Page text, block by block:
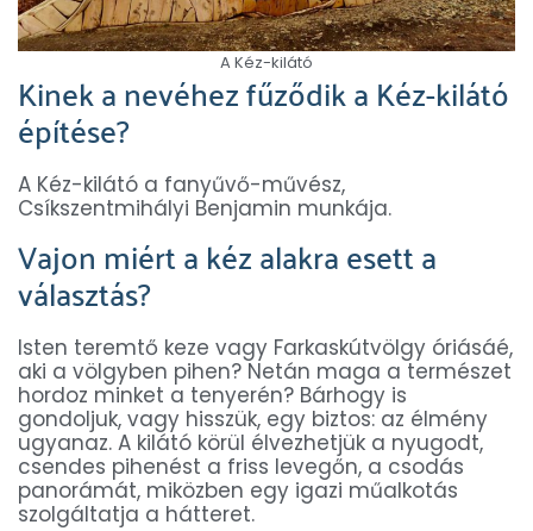
A Kéz-kilátó
Kinek a nevéhez fűződik a Kéz-kilátó
építése?
A Kéz-kilátó a fanyűvő-művész,
Csíkszentmihályi Benjamin munkája.
Vajon miért a kéz alakra esett a
választás?
Isten teremtő keze vagy Farkaskútvölgy óriásáé,
aki a völgyben pihen? Netán maga a természet
hordoz minket a tenyerén? Bárhogy is
gondoljuk, vagy hisszük, egy biztos: az élmény
ugyanaz. A kilátó körül élvezhetjük a nyugodt,
csendes pihenést a friss levegőn, a csodás
panorámát, miközben egy igazi műalkotás
szolgáltatja a hátteret.